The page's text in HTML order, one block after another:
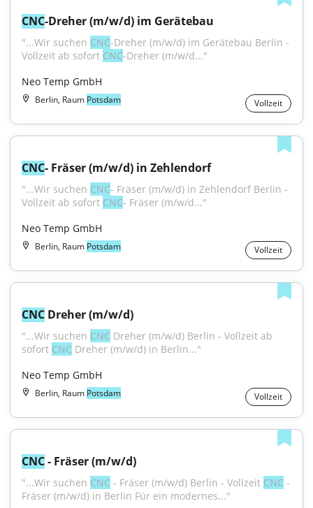
CNC-Dreher (m/w/d) im Gerätebau
"...Wir suchen CNC-Dreher (m/w/d) im Gerätebau Berlin -
Vollzeit ab sofort CNC-Dreher (m/w/d..."
Neo Temp GmbH
Berlin, Raum Potsdam Vollzeit
CNC- Fräser (m/w/d) in Zehlendorf
"...Wir suchen CNC- Fräser (m/w/d) in Zehlendorf Berlin -
Vollzeit ab sofort CNC- Fräser (m/w/d..."
Neo Temp GmbH
Berlin, Raum Potsdam Vollzeit
CNC Dreher (m/w/d)
"...Wir suchen CNC Dreher (m/w/d) Berlin - Vollzeit ab
sofort CNC Dreher (m/w/d) in Berlin..."
Neo Temp GmbH
Berlin, Raum Potsdam Vollzeit
CNC - Fräser (m/w/d)
"...Wir suchen CNC - Fräser (m/w/d) Berlin - Vollzeit CNC -
Fräser (m/w/d) in Berlin Für ein modernes..."